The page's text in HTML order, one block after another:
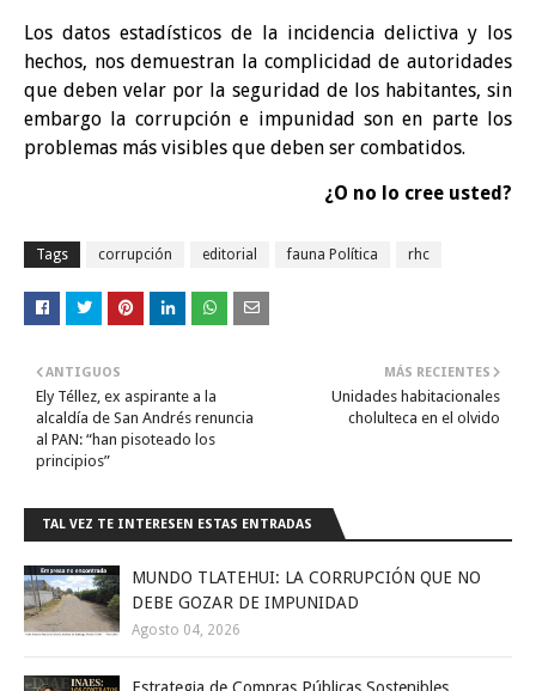
Los datos estadísticos de la incidencia delictiva y los
hechos, nos demuestran la complicidad de autoridades
que deben velar por la seguridad de los habitantes, sin
embargo la corrupción e impunidad son en parte los
problemas más visibles que deben ser combatidos.
¿O no lo cree usted?
Tags corrupción editorial fauna Política rhc
MÁS RECIENTES
Unidades habitacionales
cholulteca en el olvido
ANTIGUOS
Ely Téllez, ex aspirante a la
alcaldía de San Andrés renuncia
al PAN: “han pisoteado los
principios”
TAL VEZ TE INTERESEN ESTAS ENTRADAS
MUNDO TLATEHUI: LA CORRUPCIÓN QUE NO
DEBE GOZAR DE IMPUNIDAD
Agosto 04, 2026
Estrategia de Compras Públicas Sostenibles